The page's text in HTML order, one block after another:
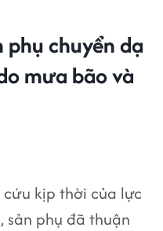
phụ chuyển dạ
mưa bão và
kịp thời của lực
sản phụ đã thuận